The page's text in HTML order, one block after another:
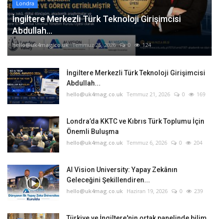
Londra
İngiltere Merkezli Türk Teknoloji Girişimcisi
Abdullah...
hello@uk4mag.co.uk Temmuz 25, 2026 0 124
İngiltere Merkezli Türk Teknoloji Girişimcisi
Abdullah...
hello@uk4mag.co.uk Temmuz 21, 2026 0 169
Londra’da KKTC ve Kıbrıs Türk Toplumu İçin
Önemli Buluşma
hello@uk4mag.co.uk Temmuz 6, 2026 0 204
AI Vision University: Yapay Zekânın
Geleceğini Şekillendiren...
hello@uk4mag.co.uk Haziran 19, 2026 0 239